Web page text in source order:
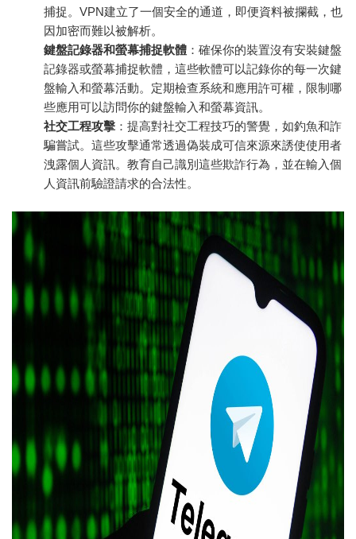
捕捉。VPN建立了一個安全的通道，即便資料被攔截，也
因加密而難以被解析。
鍵盤記錄器和螢幕捕捉軟體 ：確保你的裝置沒有安裝鍵盤
記錄器或螢幕捕捉軟體，這些軟體可以記錄你的每一次鍵
盤輸入和螢幕活動。定期檢查系統和應用許可權，限制哪
些應用可以訪問你的鍵盤輸入和螢幕資訊。
社交工程攻擊 ：提高對社交工程技巧的警覺，如釣魚和詐
騙嘗試。這些攻擊通常透過偽裝成可信來源來誘使使用者
洩露個人資訊。教育自己識別這些欺詐行為，並在輸入個
人資訊前驗證請求的合法性。